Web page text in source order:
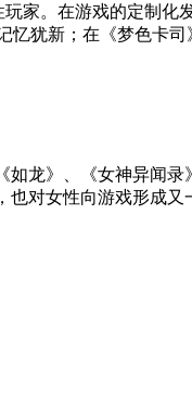
家。在游戏的定制化
忆犹新；在《梦色卡
如龙》、《女神异闻
对女性向游戏形成又